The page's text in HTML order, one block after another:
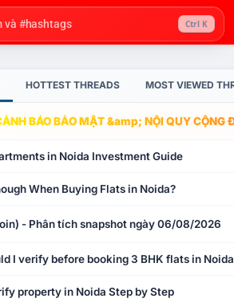
Ctrl K
HOTTEST THREADS MOST VIEWED
BÁO BẢO MẬT &amp; NỘI QUY CỘNG
in Noida Investment Guide
When Buying Flats in Noida?
- Phân tích snapshot ngày 06/08/2026
I verify before booking 3 BHK flats in
property in Noida Step by Step